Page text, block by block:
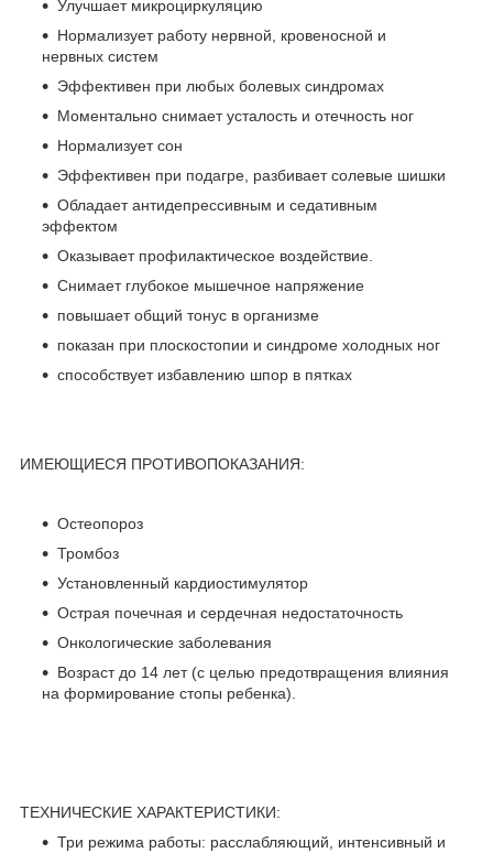
Улучшает микроциркуляцию
Нормализует работу нервной, кровеносной и
нервных систем
Эффективен при любых болевых синдромах
Моментально снимает усталость и отечность ног
Нормализует сон
Эффективен при подагре, разбивает солевые шишки
Обладает антидепрессивным и седативным
эффектом
Оказывает профилактическое воздействие.
Снимает глубокое мышечное напряжение
повышает общий тонус в организме
показан при плоскостопии и синдроме холодных ног
способствует избавлению шпор в пятках
ИМЕЮЩИЕСЯ ПРОТИВОПОКАЗАНИЯ:
Остеопороз
Тромбоз
Установленный кардиостимулятор
Острая почечная и сердечная недостаточность
Онкологические заболевания
Возраст до 14 лет (с целью предотвращения влияния
на формирование стопы ребенка).
ТЕХНИЧЕСКИЕ ХАРАКТЕРИСТИКИ:
Три режима работы: расслабляющий, интенсивный и